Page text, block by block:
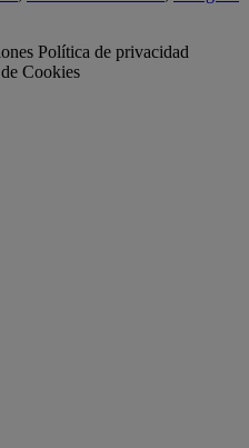
Política de privacidad
Cookies